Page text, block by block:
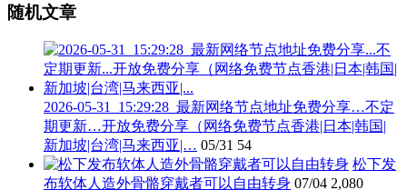
随机文章
2026-05-31_15:29:28_最新网络节点地址免费分享…不定
期更新…开放免费分享（网络免费节点香港|日本|韩国|
新加坡|台湾|马来西亚|… 05/31 54
松下发
布软体人造外骨骼穿戴者可以自由转身 07/04 2,080